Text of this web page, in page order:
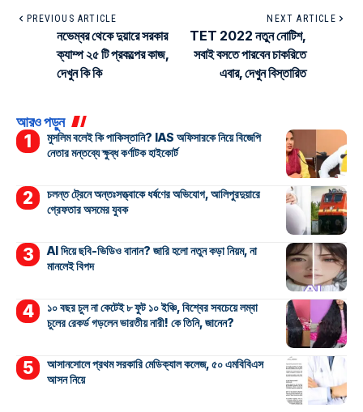
PREVIOUS ARTICLE
নভেম্বর থেকে দুয়ারে সরকার
ক্যাম্প ২৫ টি প্রকল্পের কাজ,
দেখুন কি কি
NEXT ARTICLE
TET 2022 নতুন নোটিশ,
সবাই বসতে পারবেন চাকরিতে
এবার, দেখুন বিস্তারিত
আরও পড়ুন
মুসলিম বলেই কি পাকিস্তানি? IAS অফিসারকে নিয়ে বিজেপি
নেতার মন্তব্যে ক্ষুব্ধ কর্ণাটক হাইকোর্ট
চলন্ত ট্রেনে অন্তঃসত্ত্বাকে ধর্ষণের অভিযোগ, আলিপুরদুয়ারে
গ্রেফতার অসমের যুবক
AI দিয়ে ছবি-ভিডিও বানান? জারি হলো নতুন কড়া নিয়ম, না
মানলেই বিপদ
১০ বছর চুল না কেটেই ৮ ফুট ১০ ইঞ্চি, বিশ্বের সবচেয়ে লম্বা
চুলের রেকর্ড গড়লেন ভারতীয় নারী! কে তিনি, জানেন?
আসানসোলে প্রথম সরকারি মেডিক্যাল কলেজ, ৫০ এমবিবিএস
আসন নিয়ে